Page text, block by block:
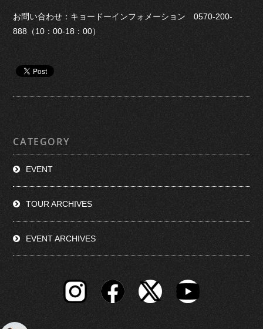
お問い合わせ：キョードーインフォメーション 0570-200-
888（10：00-18：00）
CATEGORY
EVENT
TOUR ARCHIVES
EVENT ARCHIVES